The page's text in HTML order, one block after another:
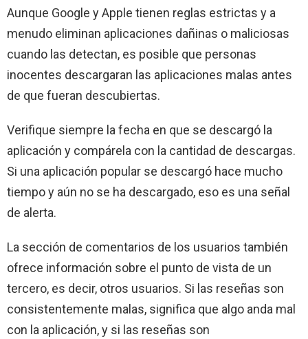
Aunque Google y Apple tienen reglas estrictas y a
menudo eliminan aplicaciones dañinas o maliciosas
cuando las detectan, es posible que personas
inocentes descargaran las aplicaciones malas antes
de que fueran descubiertas.
Verifique siempre la fecha en que se descargó la
aplicación y compárela con la cantidad de descargas.
Si una aplicación popular se descargó hace mucho
tiempo y aún no se ha descargado, eso es una señal
de alerta.
La sección de comentarios de los usuarios también
ofrece información sobre el punto de vista de un
tercero, es decir, otros usuarios. Si las reseñas son
consistentemente malas, significa que algo anda mal
con la aplicación, y si las reseñas son